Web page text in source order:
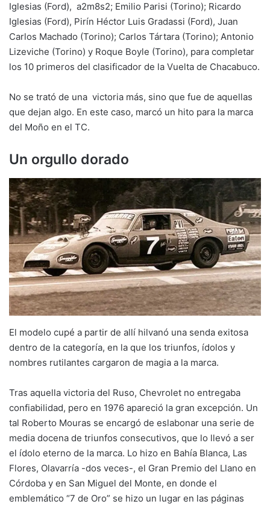
Iglesias (Ford), a2m8s2; Emilio Parisi (Torino); Ricardo
Iglesias (Ford), Pirín Héctor Luis Gradassi (Ford), Juan
Carlos Machado (Torino); Carlos Tártara (Torino); Antonio
Lizeviche (Torino) y Roque Boyle (Torino), para completar
los 10 primeros del clasificador de la Vuelta de Chacabuco.
No se trató de una victoria más, sino que fue de aquellas
que dejan algo. En este caso, marcó un hito para la marca
del Moño en el TC.
Un orgullo dorado
El modelo cupé a partir de allí hilvanó una senda exitosa
dentro de la categoría, en la que los triunfos, ídolos y
nombres rutilantes cargaron de magia a la marca.
Tras aquella victoria del Ruso, Chevrolet no entregaba
confiabilidad, pero en 1976 apareció la gran excepción. Un
tal Roberto Mouras se encargó de eslabonar una serie de
media docena de triunfos consecutivos, que lo llevó a ser
el ídolo eterno de la marca. Lo hizo en Bahía Blanca, Las
Flores, Olavarría -dos veces-, el Gran Premio del Llano en
Córdoba y en San Miguel del Monte, en donde el
emblemático “7 de Oro” se hizo un lugar en las páginas